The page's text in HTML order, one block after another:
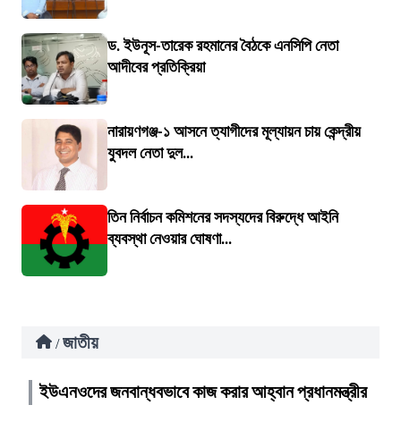
ড. ইউনূস-তারেক রহমানের বৈঠকে এনসিপি নেতা
আদীবের প্রতিক্রিয়া
নারায়ণগঞ্জ-১ আসনে ত্যাগীদের মূল্যায়ন চায় কেন্দ্রীয়
যুবদল নেতা দুল...
তিন নির্বাচন কমিশনের সদস্যদের বিরুদ্ধে আইনি
ব্যবস্থা নেওয়ার ঘোষণা...
/ জাতীয়
ইউএনওদের জনবান্ধবভাবে কাজ করার আহ্বান প্রধানমন্ত্রীর